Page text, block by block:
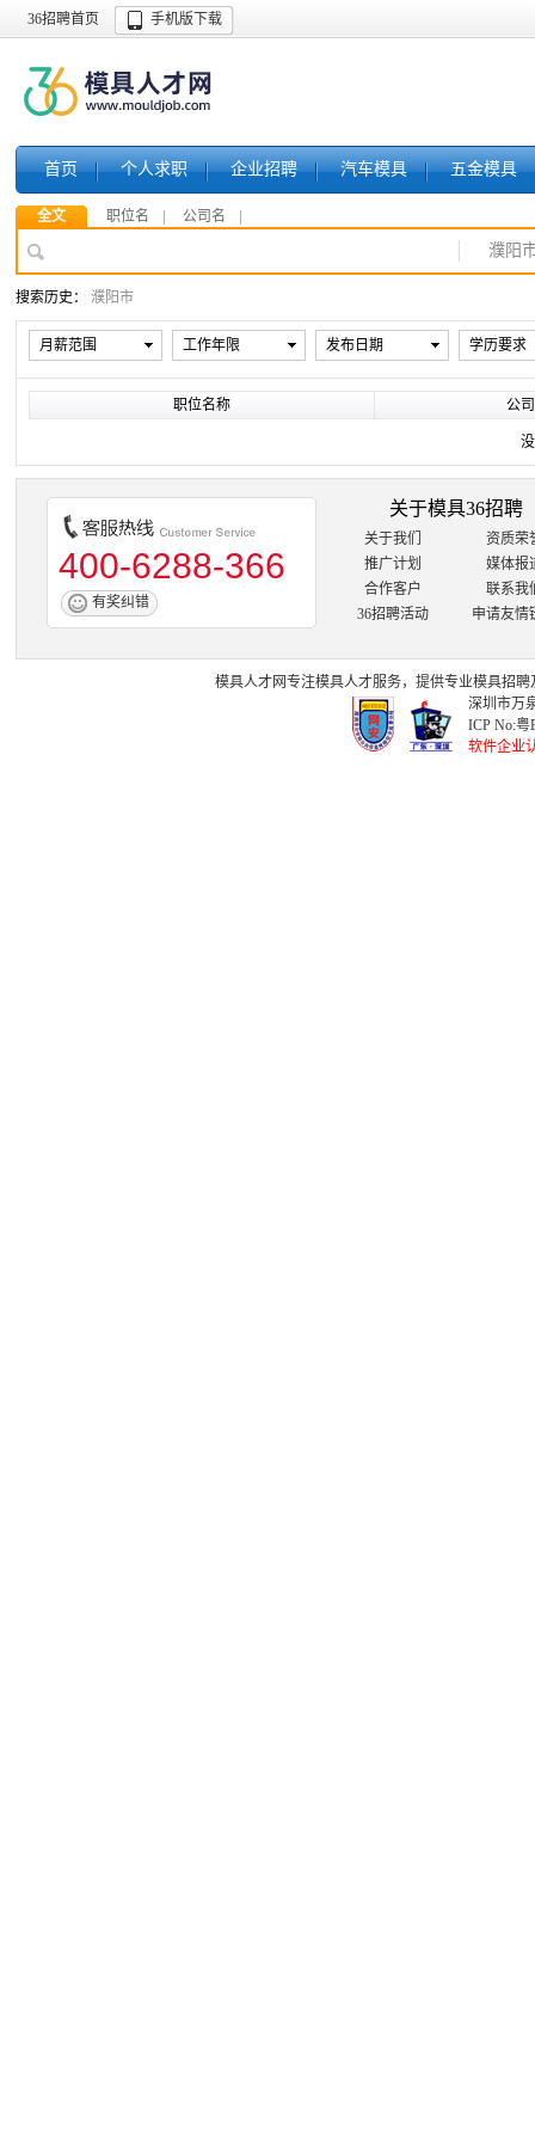
36招聘首页 手机版下载
首页 个人求职 企业招聘 汽车模具 五金模具
全文 职位名 公司名
濮阳
搜索历史： 濮阳市
月薪范围 工作年限 发布日期 学历要求
职位名称 公
400-6288-366
有奖纠错
关于模具36招聘
关于我们
资质荣
推广计划
媒体报
合作客户
联系我
36招聘活动
申请友情
模具人才网专注模具人才服务，提供专业模具招聘
深圳市万
ICP No:粤
软件企业